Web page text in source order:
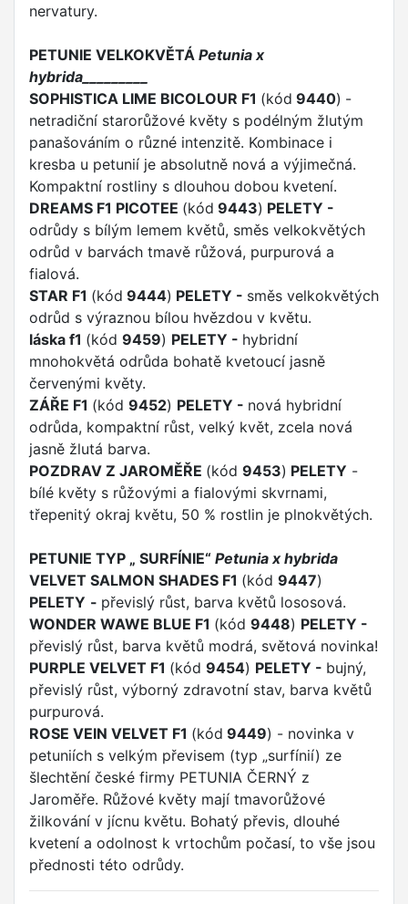
nervatury.
PETUNIE VELKOKVĚTÁ Petunia x
hybrida_________
SOPHISTICA LIME BICOLOUR F1 (kód 9440) -
netradiční starorůžové květy s podélným žlutým
panašováním o různé intenzitě. Kombinace i
kresba u petunií je absolutně nová a výjimečná.
Kompaktní rostliny s dlouhou dobou kvetení.
DREAMS F1 PICOTEE (kód 9443) PELETY -
odrůdy s bílým lemem květů, směs velkokvětých
odrůd v barvách tmavě růžová, purpurová a
fialová.
STAR F1 (kód 9444) PELETY - směs velkokvětých
odrůd s výraznou bílou hvězdou v květu.
láska f1 (kód 9459) PELETY - hybridní
mnohokvětá odrůda bohatě kvetoucí jasně
červenými květy.
ZÁŘE F1 (kód 9452) PELETY - nová hybridní
odrůda, kompaktní růst, velký květ, zcela nová
jasně žlutá barva.
POZDRAV Z JAROMĚŘE (kód 9453) PELETY -
bílé květy s růžovými a fialovými skvrnami,
třepenitý okraj květu, 50 % rostlin je plnokvětých.
PETUNIE TYP „ SURFÍNIE“ Petunia x hybrida
VELVET SALMON SHADES F1 (kód 9447)
PELETY - převislý růst, barva květů lososová.
WONDER WAWE BLUE F1 (kód 9448) PELETY -
převislý růst, barva květů modrá, světová novinka!
PURPLE VELVET F1 (kód 9454) PELETY - bujný,
převislý růst, výborný zdravotní stav, barva květů
purpurová.
ROSE VEIN VELVET F1 (kód 9449) - novinka v
petuniích s velkým převisem (typ „surfínií) ze
šlechtění české firmy PETUNIA ČERNÝ z
Jaroměře. Růžové květy mají tmavorůžové
žilkování v jícnu květu. Bohatý převis, dlouhé
kvetení a odolnost k vrtochům počasí, to vše jsou
přednosti této odrůdy.